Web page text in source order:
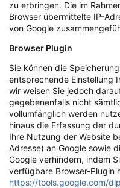
zu erbringen. Die im
Browser übermittelte IP-
von Google
Browser Plugin
Sie können die
entsprechende Einstellung
wir weisen Sie jedoch
gegebenenfalls nicht
vollumfänglich werden
hinaus die Erfassung der
Ihre Nutzung der Website
Adresse) an Google sowie
Google verhindern, indem
verfügbare Browser-Plugin
https://tools.google.com/